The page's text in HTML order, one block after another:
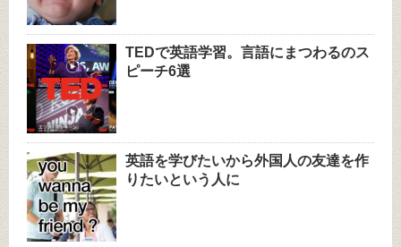
TEDで英語学習。言語にまつわるのス
ピーチ6選
英語を学びたいから外国人の友達を作
りたいという人に